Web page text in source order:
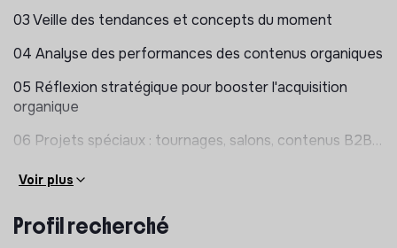
03 Veille des tendances et concepts du moment
04 Analyse des performances des contenus organiques
05 Réflexion stratégique pour booster l'acquisition
organique
06 Projets spéciaux : tournages, salons, contenus B2B…
Voir plus
Profil recherché